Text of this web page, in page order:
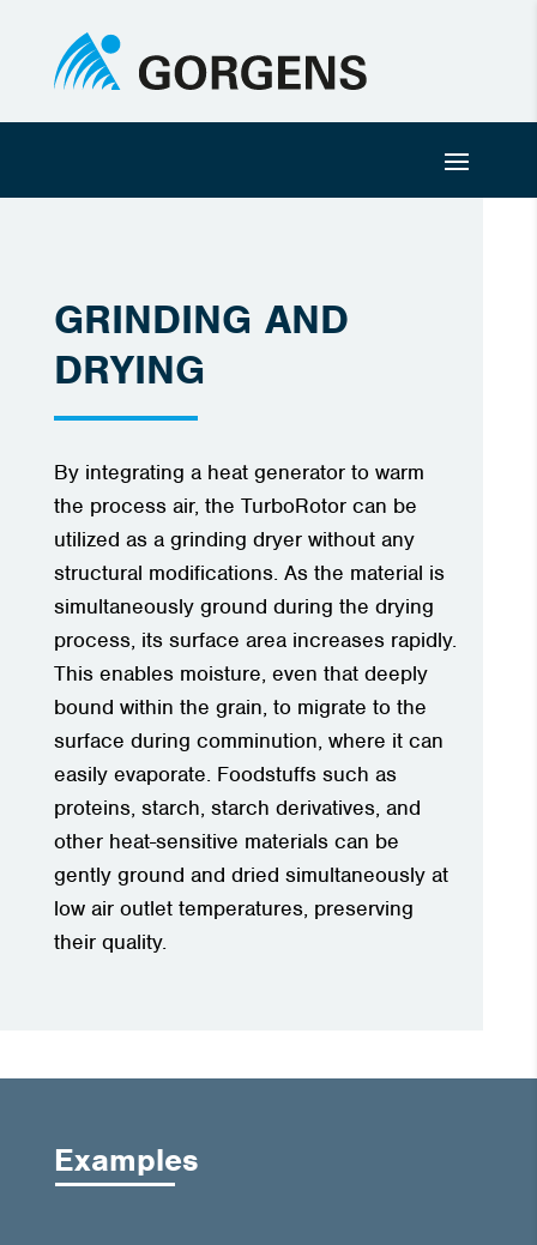
GRINDING AND
DRYING
By integrating a heat generator to warm
the process air, the TurboRotor can be
utilized as a grinding dryer without any
structural modifications. As the material is
simultaneously ground during the drying
process, its surface area increases rapidly.
This enables moisture, even that deeply
bound within the grain, to migrate to the
surface during comminution, where it can
easily evaporate. Foodstuffs such as
proteins, starch, starch derivatives, and
other heat-sensitive materials can be
gently ground and dried simultaneously at
low air outlet temperatures, preserving
their quality.
Examples